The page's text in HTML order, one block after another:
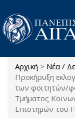
Παράκαμψη προς το
Είστε
Αρχική > Νέα /
Προκήρυξη
των φοιτητών/
Τμήματος
Επιστημών του